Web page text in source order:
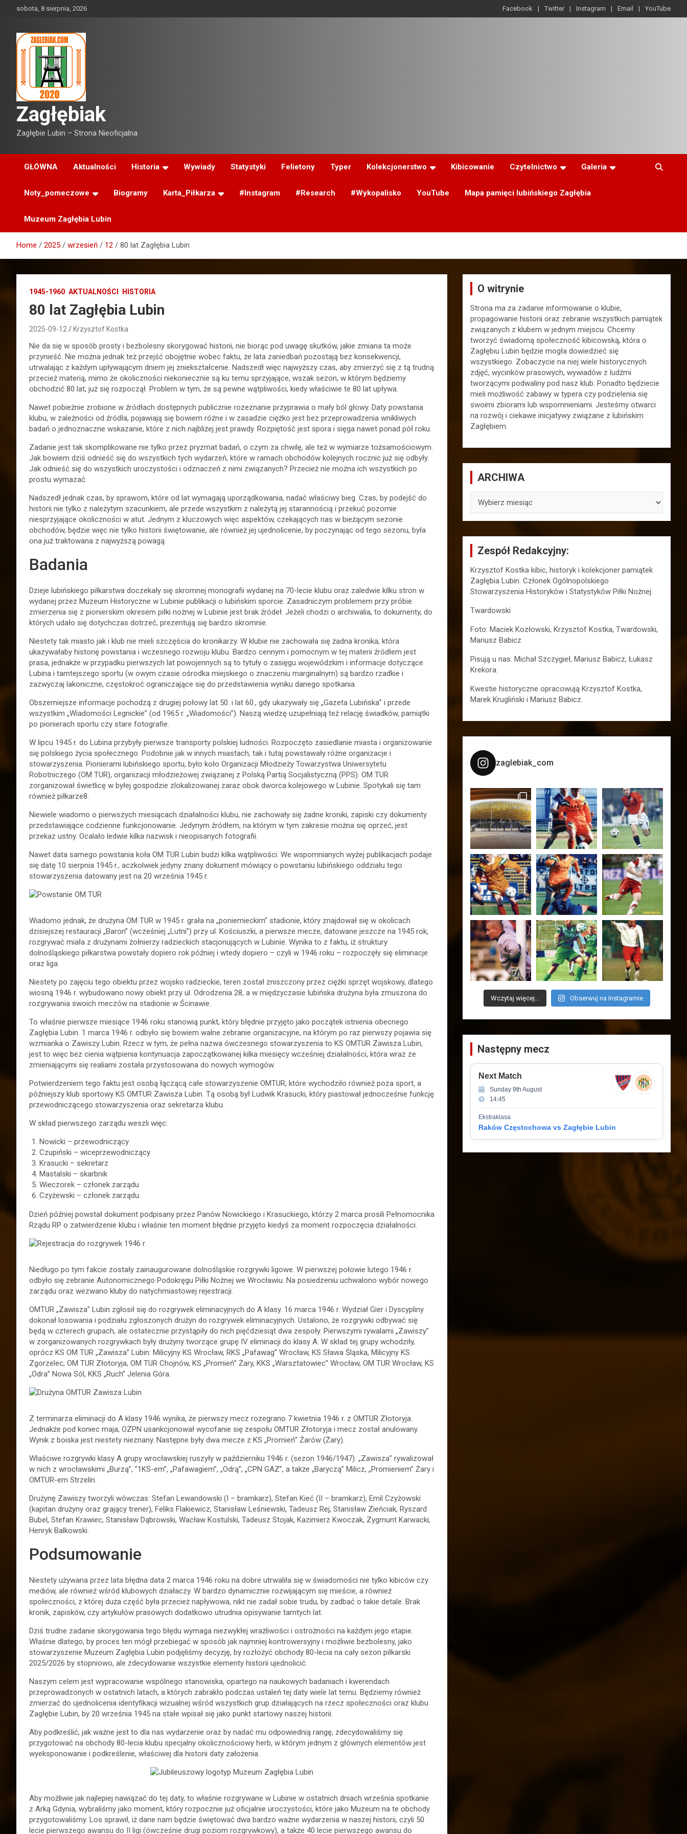
sobota, 8 sierpnia, 2026 Facebook Twitter Instagram Email YouTube
Zagłębiak
Zagłębie Lubin – Strona Nieoficjalna
GŁÓWNA Aktualności Historia Wywiady Statystyki Felietony Typer Kolekcjonerstwo Kibicowanie Czytelnictwo Galeria
Noty_pomeczowe Biogramy Karta_Piłkarza #Instagram #Research #Wykopalisko YouTube Mapa pamięci lubińskiego Zagłębia
Muzeum Zagłębia Lubin
Home 2025 wrzesień 12 80 lat Zagłębia Lubin
1945-1960 AKTUALNOŚCI HISTORIA
80 lat Zagłębia Lubin
2025-09-12 Krzysztof Kostka
Nie da się w sposób prosty i bezbolesny skorygować historii, nie biorąc pod uwagę skutków, jakie zmiana ta może
przynieść. Nie można jednak też przejść obojętnie wobec faktu, że lata zaniedbań pozostają bez konsekwencji,
utrwalając z każdym upływającym dniem jej zniekształcenie. Nadszedł więc najwyższy czas, aby zmierzyć się z tą trudną
przecież materią, mimo że okoliczności niekoniecznie są ku temu sprzyjające, wszak sezon, w którym będziemy
obchodzić 80 lat, już się rozpoczął. Problem w tym, że są pewne wątpliwości, kiedy właściwie te 80 lat upływa.
Nawet pobieżnie zrobione w źródłach dostępnych publicznie rozeznanie przyprawia o mały ból głowy. Daty powstania
klubu, w zależności od źródła, pojawiają się bowiem różne i w zasadzie ciężko jest bez przeprowadzenia wnikliwych
badań o jednoznaczne wskazanie, które z nich najbliżej jest prawdy. Rozpiętość jest spora i sięga nawet ponad pół roku.
Zadanie jest tak skomplikowane nie tylko przez pryzmat badań, o czym za chwilę, ale też w wymiarze tożsamościowym.
Jak bowiem dziś odnieść się do wszystkich tych wydarzeń, które w ramach obchodów kolejnych rocznic już się odbyły.
Jak odnieść się do wszystkich uroczystości i odznaczeń z nimi związanych? Przecież nie można ich wszystkich po
prostu wymazać.
Nadszedł jednak czas, by sprawom, które od lat wymagają uporządkowania, nadać właściwy bieg. Czas, by podejść do
historii nie tylko z należytym szacunkiem, ale przede wszystkim z należytą jej starannością i przekuć pozornie
niesprzyjające okoliczności w atut. Jednym z kluczowych więc aspektów, czekających nas w bieżącym sezonie
obchodów, będzie więc nie tylko historii świętowanie, ale również jej ujednolicenie, by poczynając od tego sezonu, była
ona już traktowana z najwyższą powagą.
Badania
Dzieje lubińskiego piłkarstwa doczekały się skromnej monografii wydanej na 70-lecie klubu oraz zaledwie kilku stron w
wydanej przez Muzeum Historyczne w Lubinie publikacji o lubińskim sporcie. Zasadniczym problemem przy próbie
zmierzenia się z pionierskim okresem piłki nożnej w Lubinie jest brak źródeł. Jeżeli chodzi o archiwalia, to dokumenty, do
których udało się dotychczas dotrzeć, prezentują się bardzo skromnie.
Niestety tak miasto jak i klub nie mieli szczęścia do kronikarzy. W klubie nie zachowała się żadna kronika, która
ukazywałaby historię powstania i wczesnego rozwoju klubu. Bardzo cennym i pomocnym w tej materii źródłem jest
prasa, jednakże w przypadku pierwszych lat powojennych są to tytuły o zasięgu wojewódzkim i informacje dotyczące
Lubina i tamtejszego sportu (w owym czasie ośrodka miejskiego o znaczeniu marginalnym) są bardzo rzadkie i
zazwyczaj lakoniczne, częstokroć ograniczające się do przedstawienia wyniku danego spotkania.
Obszerniejsze informacje pochodzą z drugiej połowy lat 50. i lat 60., gdy ukazywały się „Gazeta Lubińska” i przede
wszystkim „Wiadomości Legnickie” (od 1965 r. „Wiadomości”). Naszą wiedzę uzupełniają też relację świadków, pamiątki
po pionierach sportu czy stare fotografie.
W lipcu 1945 r. do Lubina przybyły pierwsze transporty polskiej ludności. Rozpoczęto zasiedlanie miasta i organizowanie
się polskiego życia społecznego. Podobnie jak w innych miastach, tak i tutaj powstawały różne organizacje i
stowarzyszenia. Pionierami lubińskiego sportu, było koło Organizacji Młodzieży Towarzystwa Uniwersytetu
Robotniczego (OM TUR), organizacji młodzieżowej związanej z Polską Partią Socjalistyczną (PPS). OM TUR
zorganizował świetlicę w byłej gospodzie zlokalizowanej zaraz obok dworca kolejowego w Lubinie. Spotykali się tam
również piłkarze8.
Niewiele wiadomo o pierwszych miesiącach działalności klubu, nie zachowały się żadne kroniki, zapiski czy dokumenty
przedstawiające codzienne funkcjonowanie. Jedynym źródłem, na którym w tym zakresie można się oprzeć, jest
przekaz ustny. Ocalało ledwie kilka nazwisk i nieopisanych fotografii.
Nawet data samego powstania koła OM TUR Lubin budzi kilka wątpliwości. We wspomnianych wyżej publikacjach podaje
się datę 10 sierpnia 1945 r., aczkolwiek jedyny znany dokument mówiący o powstaniu lubińskiego oddziału tego
stowarzyszenia datowany jest na 20 września 1945 r.
Wiadomo jednak, że drużyna OM TUR w 1945 r. grała na „poniemieckim” stadionie, który znajdował się w okolicach
dzisiejszej restauracji „Baron” (wcześniej „Lutni”) przy ul. Kościuszki, a pierwsze mecze, datowane jeszcze na 1945 rok,
rozgrywać miała z drużynami żołnierzy radzieckich stacjonujących w Lubinie. Wynika to z faktu, iż struktury
dolnośląskiego piłkarstwa powstały dopiero rok później i wtedy dopiero – czyli w 1946 roku – rozpoczęły się eliminacje
oraz liga.
Niestety po zajęciu tego obiektu przez wojsko radzieckie, teren został zniszczony przez ciężki sprzęt wojskowy, dlatego
wiosną 1946 r. wybudowano nowy obiekt przy ul. Odrodzenia 28, a w międzyczasie lubińska drużyna była zmuszona do
rozgrywania swoich meczów na stadionie w Ścinawie.
To właśnie pierwsze miesiące 1946 roku stanowią punkt, który błędnie przyjęto jako początek istnienia obecnego
Zagłębia Lubin. 1 marca 1946 r. odbyło się bowiem walne zebranie organizacyjne, na którym po raz pierwszy pojawia się
wzmianka o Zawiszy Lubin. Rzecz w tym, że pełna nazwa ówczesnego stowarzyszenia to KS OMTUR Zawisza Lubin,
jest to więc bez cienia wątpienia kontynuacja zapoczątkowanej kilka miesięcy wcześniej działalności, która wraz ze
zmieniającymi się realiami została przystosowana do nowych wymogów.
Potwierdzeniem tego faktu jest osobą łączącą całe stowarzyszenie OMTUR, które wychodziło również poza sport, a
późniejszy klub sportowy KS OMTUR Zawisza Lubin. Tą osobą był Ludwik Krasucki, który piastował jednocześnie funkcję
przewodniczącego stowarzyszenia oraz sekretarza klubu.
W skład pierwszego zarządu weszli więc:
Nowicki – przewodniczący
Czupiński – wiceprzewodniczący
Krasucki – sekretarz
Mastalski – skarbnik
Wieczorek – członek zarządu
Czyżewski – członek zarządu.
Dzień później powstał dokument podpisany przez Panów Nowickiego i Krasuckiego, którzy 2 marca prosili Pełnomocnika
Rządu RP o zatwierdzenie klubu i właśnie ten moment błędnie przyjęto kiedyś za moment rozpoczęcia działalności.
Niedługo po tym fakcie zostały zainaugurowane dolnośląskie rozgrywki ligowe. W pierwszej połowie lutego 1946 r.
odbyło się zebranie Autonomicznego Podokręgu Piłki Nożnej we Wrocławiu. Na posiedzeniu uchwalono wybór nowego
zarządu oraz wezwano kluby do natychmiastowej rejestracji.
OMTUR „Zawisza” Lubin zgłosił się do rozgrywek eliminacyjnych do A klasy. 16 marca 1946 r. Wydział Gier i Dyscypliny
dokonał losowania i podziału zgłoszonych drużyn do rozgrywek eliminacyjnych. Ustalono, że rozgrywki odbywać się
będą w czterech grupach, ale ostatecznie przystąpiły do nich pięćdziesiąt dwa zespoły. Pierwszymi rywalami „Zawiszy”
w zorganizowanych rozgrywkach były drużyny tworzące grupę IV eliminacji do klasy A. W skład tej grupy wchodziły,
oprócz KS OM TUR „Zawisza” Lubin: Milicyjny KS Wrocław, RKS „Pafawag” Wrocław, KS Sława Śląska, Milicyjny KS
Zgorzelec, OM TUR Złotoryja, OM TUR Chojnów, KS „Promień” Żary, KKS „Warsztatowiec” Wrocław, OM TUR Wrocław, KS
„Odra” Nowa Sól, KKS „Ruch” Jelenia Góra.
Z terminarza eliminacji do A klasy 1946 wynika, że pierwszy mecz rozegrano 7 kwietnia 1946 r. z OMTUR Złotoryja.
Jednakże pod koniec maja, OZPN usankcjonował wycofanie się zespołu OMTUR Złotoryja i mecz został anulowany.
Wynik z boiska jest niestety nieznany. Następne były dwa mecze z KS „Promień” Żarów (Żary).
Właściwe rozgrywki klasy A grupy wrocławskiej ruszyły w październiku 1946 r. (sezon 1946/1947). „Zawisza” rywalizował
w nich z wrocławskimi „Burzą”, ”1KS-em”, „Pafawagiem”, „Odrą”, „CPN GAZ”, a także „Baryczą” Milicz, „Promieniem” Żary i
OMTUR-em Strzelin.
Drużynę Zawiszy tworzyli wówczas: Stefan Lewandowski (I – bramkarz), Stefan Kieć (II – bramkarz), Emil Czyżowski
(kapitan drużyny oraz grający trener), Feliks Flakiewicz, Stanisław Leśniewski, Tadeusz Rej, Stanisław Zieńciak, Ryszard
Bubel, Stefan Krawiec, Stanisław Dąbrowski, Wacław Kostulski, Tadeusz Stojak, Kazimierz Kwoczak, Zygmunt Karwacki,
Henryk Balkowski.
Podsumowanie
Niestety używana przez lata błędna data 2 marca 1946 roku na dobre utrwaliła się w świadomości nie tylko kibiców czy
mediów, ale również wśród klubowych działaczy. W bardzo dynamicznie rozwijającym się mieście, a również
społeczności, z której duża część była przecież napływowa, nikt nie zadał sobie trudu, by zadbać o takie detale. Brak
kronik, zapisków, czy artykułów prasowych dodatkowo utrudnia opisywanie tamtych lat.
Dziś trudne zadanie skorygowania tego błędu wymaga niezwykłej wrażliwości i ostrożności na każdym jego etapie.
Właśnie dlatego, by proces ten mógł przebiegać w sposób jak najmniej kontrowersyjny i możliwie bezbolesny, jako
stowarzyszenie Muzeum Zagłębia Lubin podjęliśmy decyzję, by rozłożyć obchody 80-lecia na cały sezon piłkarski
2025/2026 by stopniowo, ale zdecydowanie wszystkie elementy historii ujednolicić.
Naszym celem jest wypracowanie wspólnego stanowiska, opartego na naukowych badaniach i kwerendach
przeprowadzonych w ostatnich latach, a których zabrakło podczas ustaleń tej daty wiele lat temu. Będziemy również
zmierzać do ujednolicenia identyfikacji wizualnej wśród wszystkich grup działających na rzecz społeczności oraz klubu
Zagłębie Lubin, by 20 września 1945 na stałe wpisał się jako punkt startowy naszej historii.
Aby podkreślić, jak ważne jest to dla nas wydarzenie oraz by nadać mu odpowiednią rangę, zdecydowaliśmy się
przygotować na obchody 80-lecia klubu specjalny okolicznościowy herb, w którym jednym z głównych elementów jest
wyeksponowanie i podkreślenie, właściwej dla historii daty założenia.
Aby możliwie jak najlepiej nawiązać do tej daty, to właśnie rozgrywane w Lubinie w ostatnich dniach września spotkanie
z Arką Gdynia, wybraliśmy jako moment, który rozpocznie już oficjalnie uroczystości, które jako Muzeum na te obchody
przygotowaliśmy. Los sprawił, iż dane nam będzie świętować dwa bardzo ważne wydarzenia w naszej historii, czyli 50
lecie pierwszego awansu do II ligi (ówcześnie drugi poziom rozgrywkowy), a także 40 lecie pierwszego awansu do
O witrynie
Strona ma za zadanie informowanie o klubie,
propagowanie historii oraz zebranie wszystkich pamiątek
związanych z klubem w jednym miejscu. Chcemy
tworzyć świadomą społeczność kibicowską, która o
Zagłębiu Lubin będzie mogła dowiedzieć się
wszystkiego. Zobaczycie na niej wiele historycznych
zdjęć, wycinków prasowych, wywiadów z ludźmi
tworzącymi podwaliny pod nasz klub. Ponadto będziecie
mieli możliwość zabawy w typera czy podzielenia się
swoimi zbiorami lub wspomnieniami. Jesteśmy otwarci
na rozwój i ciekawe inicjatywy związane z lubińskim
Zagłębiem.
ARCHIWA
Zespół Redakcyjny:
Krzysztof Kostka kibic, historyk i kolekcjoner pamiątek
Zagłębia Lubin. Członek Ogólnopolskiego
Stowarzyszenia Historyków i Statystyków Piłki Nożnej.
Twardowski
Foto: Maciek Kozłowski, Krzysztof Kostka, Twardowski,
Mariusz Babicz
Pisują u nas: Michał Szczygieł, Mariusz Babicz, Łukasz
Krekora.
Kwestie historyczne opracowują Krzysztof Kostka,
Marek Krugliński i Mariusz Babicz.
zaglebiak_com
Wczytaj więcej... Obserwuj na Instagramie
Następny mecz
Next Match
Sunday 9th August
14:45
Ekstraklasa
Raków Częstochowa vs Zagłębie Lubin